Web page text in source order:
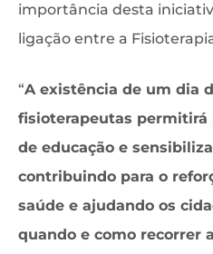
importância desta
ligação entre a
“A existência de um dia
fisioterapeutas permitirá
de educação e
contribuindo para o
saúde e ajudando os
quando e como recorrer